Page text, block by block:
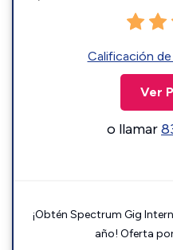
Calificación
Ver
o llamar
¡Obtén Spectrum Gig
año! Oferta